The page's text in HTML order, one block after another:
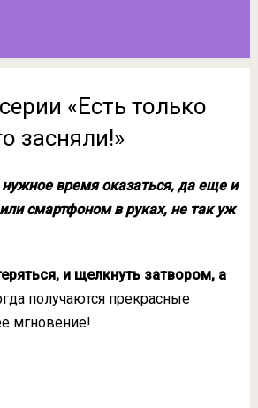
«Есть только
засняли!»
время оказаться, да еще и
смартфоном в руках, не так уж
и щелкнуть затвором, а
получаются прекрасные
мгновение!